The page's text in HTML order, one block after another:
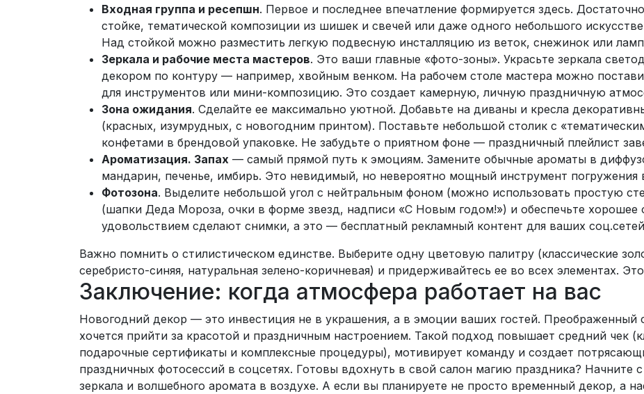
Входная группа и ресепшн. Первое и последнее впечатление формируется здесь.
стойке, тематической композиции из шишек и свечей или даже одного небольшого
Над стойкой можно разместить легкую подвесную инсталляцию из веток, снежинок или
Зеркала и рабочие места мастеров. Это ваши главные «фото-зоны». Украсьте зеркала
декором по контуру — например, хвойным венком. На рабочем столе мастера можно
для инструментов или мини-композицию. Это создает камерную, личную праздничную
Зона ожидания. Сделайте ее максимально уютной. Добавьте на диваны и кресла
(красных, изумрудных, с новогодним принтом). Поставьте небольшой столик с
конфетами в брендовой упаковке. Не забудьте о приятном фоне — праздничный плейлист
Ароматизация. Запах — самый прямой путь к эмоциям. Замените обычные ароматы в
мандарин, печенье, имбирь. Это невидимый, но невероятно мощный инструмент погружения
Фотозона. Выделите небольшой угол с нейтральным фоном (можно использовать простую
(шапки Деда Мороза, очки в форме звезд, надписи «С Новым годом!») и обеспечьте хорошее
удовольствием сделают снимки, а это — бесплатный рекламный контент для ваших
Важно помнить о стилистическом единстве. Выберите одну цветовую палитру (классические
серебристо-синяя, натуральная зелено-коричневая) и придерживайтесь ее во всех элементах.
Заключение: когда атмосфера работает на вас
Новогодний декор — это инвестиция не в украшения, а в эмоции ваших гостей. Преображенный
хочется прийти за красотой и праздничным настроением. Такой подход повышает средний чек
подарочные сертификаты и комплексные процедуры), мотивирует команду и создает
праздничных фотосессий в соцсетях. Готовы вдохнуть в свой салон магию праздника? Начните
зеркала и волшебного аромата в воздухе. А если вы планируете не просто временный декор, а